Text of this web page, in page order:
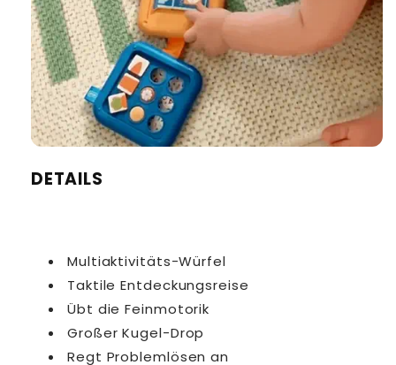
DETAILS
Multiaktivitäts-Würfel
Taktile Entdeckungsreise
Übt die Feinmotorik
Großer Kugel-Drop
Regt Problemlösen an